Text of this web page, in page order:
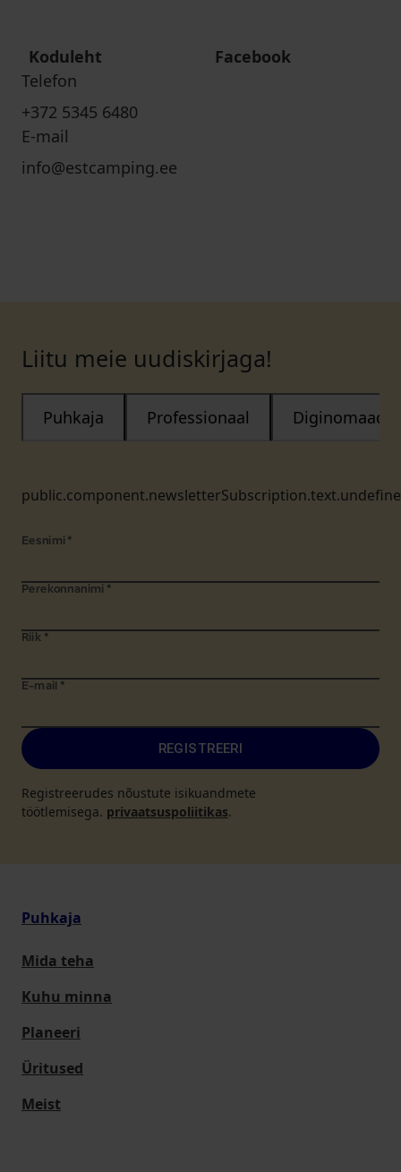
Koduleht
Facebook
Telefon
+372 5345 6480
E-mail
info@estcamping.ee
Liitu meie uudiskirjaga!
Puhkaja Professionaal Diginomaad
Eesnimi *
Perekonnanimi *
Riik *
E-mail *
REGISTREERI
Registreerudes nõustute isikuandmete
töötlemisega. privaatsuspoliitikas.
Puhkaja
Mida teha
Kuhu minna
Planeeri
Üritused
Meist